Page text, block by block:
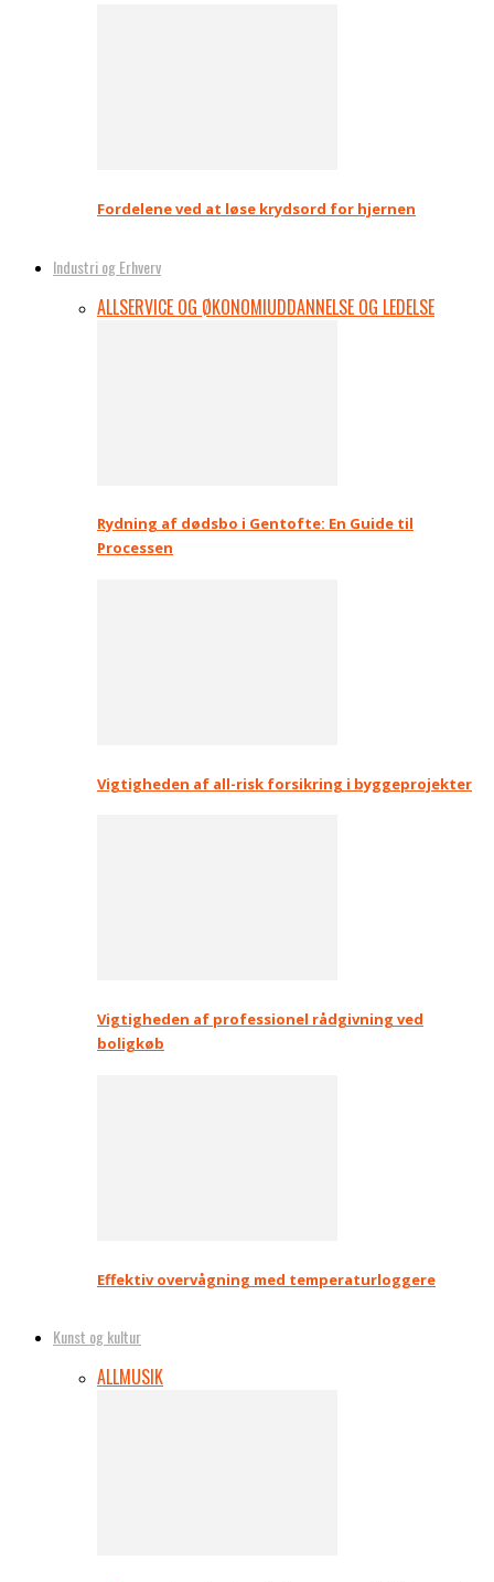
Fordelene ved at løse krydsord for hjernen
Industri og Erhverv
ALLSERVICE OG ØKONOMIUDDANNELSE OG LEDELSE
Rydning af dødsbo i Gentofte: En Guide til
Processen
Vigtigheden af all-risk forsikring i byggeprojekter
Vigtigheden af professionel rådgivning ved
boligkøb
Effektiv overvågning med temperaturloggere
Kunst og kultur
ALLMUSIK